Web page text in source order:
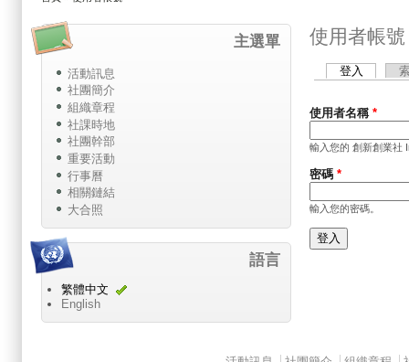
您在這裡
使用者帳號
主要索引標籤
登入 (作用中
使用者名稱 *
輸入您的 創新創業社
密碼 *
輸入您的密碼。
主選單
活動訊息
社團簡介
組織章程
社課時地
社團幹部
重要活動
行事曆
相關鏈結
大合照
語言
繁體中文
English